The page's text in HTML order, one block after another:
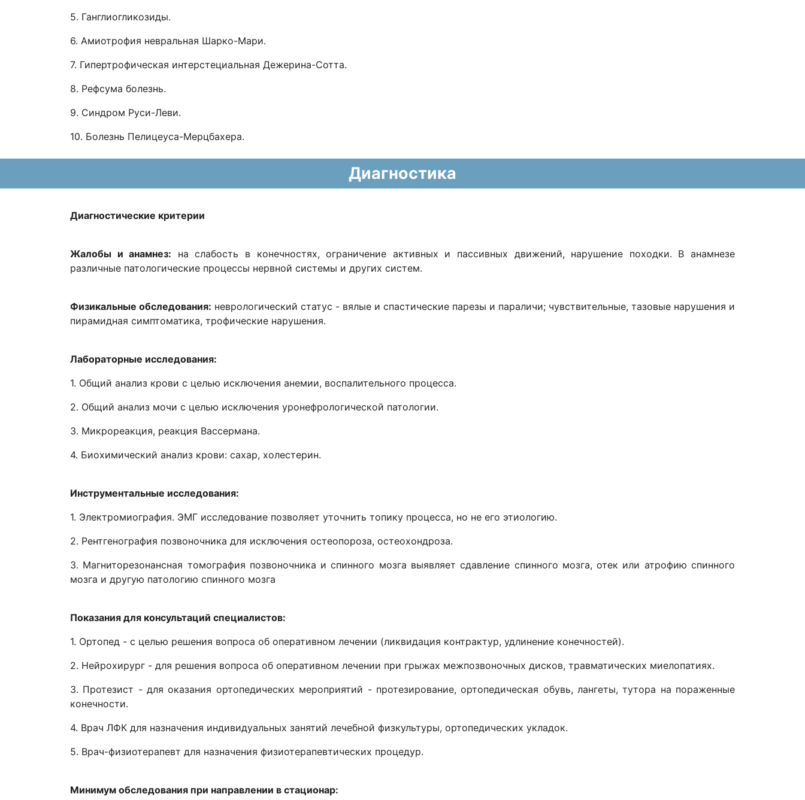
5. Ганглиогликозиды.
6. Амиотрофия невральная Шарко-Мари.
7. Гипертрофическая интерстециальная Дежерина-Сотта.
8. Рефсума болезнь.
9. Синдром Руси-Леви.
10. Болезнь Пелицеуса-Мерцбахера.
Диагностика
Диагностические критерии
Жалобы и анамнез: на слабость в конечностях, ограничение активных и пассивных движений, нарушение походки. В анамнезе
различные патологические процессы нервной системы и других систем.
Физикальные обследования: неврологический статус - вялые и спастические парезы и параличи; чувствительные, тазовые нарушения и
пирамидная симптоматика, трофические нарушения.
Лабораторные исследования:
1. Общий анализ крови с целью исключения анемии, воспалительного процесса.
2. Общий анализ мочи с целью исключения уронефрологической патологии.
3. Микрореакция, реакция Вассермана.
4. Биохимический анализ крови: сахар, холестерин.
Инструментальные исследования:
1. Электромиография. ЭМГ исследование позволяет уточнить топику процесса, но не его этиологию.
2. Рентгенография позвоночника для исключения остеопороза, остеохондроза.
3. Магниторезонансная томография позвоночника и спинного мозга выявляет сдавление спинного мозга, отек или атрофию спинного
мозга и другую патологию спинного мозга
Показания для консультаций специалистов:
1. Ортопед - с целью решения вопроса об оперативном лечении (ликвидация контрактур, удлинение конечностей).
2. Нейрохирург - для решения вопроса об оперативном лечении при грыжах межпозвоночных дисков, травматических миелопатиях.
3. Протезист - для оказания ортопедических мероприятий - протезирование, ортопедическая обувь, лангеты, тутора на пораженные
конечности.
4. Врач ЛФК для назначения индивидуальных занятий лечебной физкультуры, ортопедических укладок.
5. Врач-физиотерапевт для назначения физиотерапевтических процедур.
Минимум обследования при направлении в стационар: